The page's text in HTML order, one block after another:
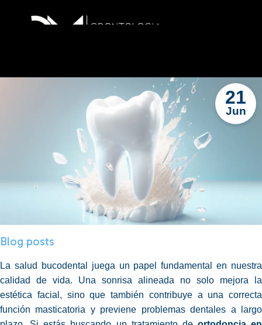
21
Jun
Blog posts
La salud bucodental juega un papel fundamental en nuestra
calidad
de vida. Una sonrisa alineada no solo mejora la
estética facial, sino que también contribuye a una correcta
función masticatoria y previene problemas dentales a largo